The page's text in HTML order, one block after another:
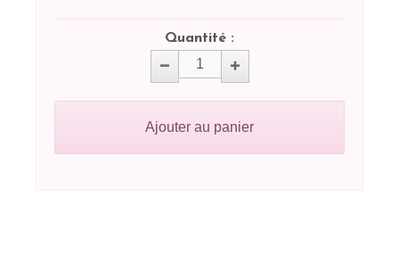
Quantité :
Ajouter au panier